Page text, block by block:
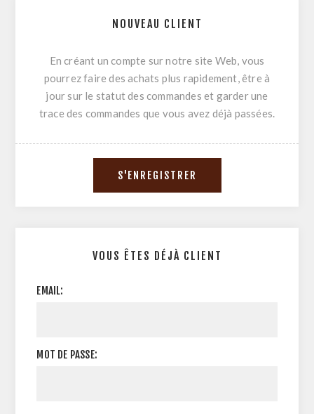
NOUVEAU CLIENT
En créant un compte sur notre site Web, vous
pourrez faire des achats plus rapidement, être à
jour sur le statut des commandes et garder une
trace des commandes que vous avez déjà passées.
VOUS ÊTES DÉJÀ CLIENT
EMAIL:
MOT DE PASSE: